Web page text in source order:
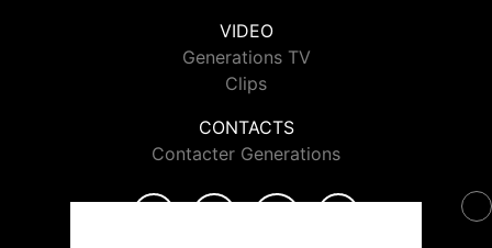
VIDEO
Generations TV
Clips
CONTACTS
Contacter Generations